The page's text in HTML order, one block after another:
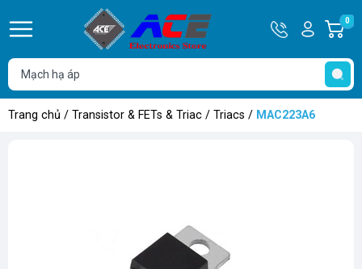
Hotline
0932
762514
Tài
khoản
Hello,
Khách
0
Trang chủ / Transistor & FETs & Triac / Triacs / MAC223A6